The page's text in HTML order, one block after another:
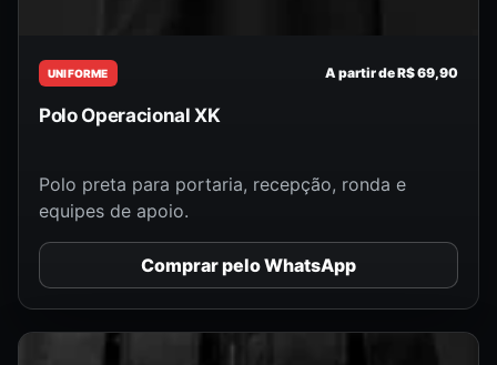
UNIFORME A partir de R$ 69,90
Polo Operacional XK
Polo preta para portaria, recepção, ronda e
equipes de apoio.
Comprar pelo WhatsApp